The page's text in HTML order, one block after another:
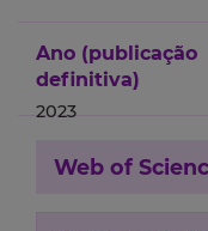
Ano (publicação
definitiva)
2023
Web of